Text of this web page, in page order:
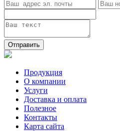
Отправить
Продукция
О компании
Услуги
Доставка и оплата
Полезное
Контакты
Карта сайта